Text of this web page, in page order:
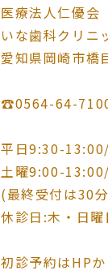
医療法人仁優会
いな歯科クリニ
愛知県岡崎市橋
☎️0564-64-
平日9:30-
土曜9:00-
(最終受付は30
休診日:木・日曜
初診予約はHP